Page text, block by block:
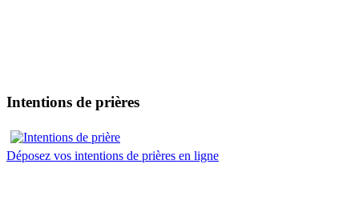
Intentions de prières
Déposez vos intentions de prières en ligne